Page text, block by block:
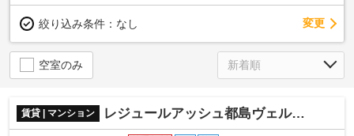
絞り込み条件： なし 変更
空室のみ
賃貸 | マンション レジュールアッシュ都島ヴェルクレール